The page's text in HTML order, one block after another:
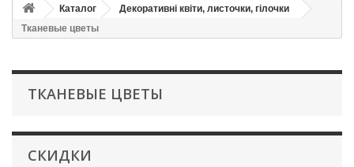
Каталог
Декоративні квіти, листочки, гілочки
Тканевые цветы
ТКАНЕВЫЕ ЦВЕТЫ
СКИДКИ